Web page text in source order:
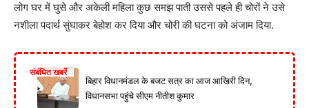
लोग घर में घुसे और अकेली महिला कुछ समझ पाती उससे पहले ही चोरों ने उसे
नशीला पदार्थ सुंघाकर बेहोश कर दिया और चोरी की घटना को अंजाम दिया.
संबंधित खबरें
बिहार विधानमंडल के बजट सत्र का आज आखिरी दिन,
विधानसभा पहुंचे सीएम नीतीश कुमार